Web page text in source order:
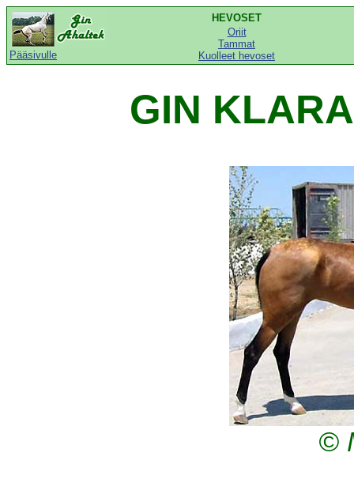
Pääsivulle
HEVOSET
Oriit
Tammat
Kuolleet hevoset
GIN
©